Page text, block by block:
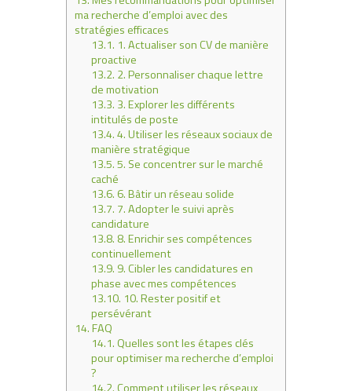
ma recherche d’emploi avec des
stratégies efficaces
13.1. 1. Actualiser son CV de manière
proactive
13.2. 2. Personnaliser chaque lettre
de motivation
13.3. 3. Explorer les différents
intitulés de poste
13.4.4. Utiliser les réseaux sociaux de
manière stratégique
13.5.5. Se concentrer sur le marché
caché
13.6.6. Bâtir un réseau solide
13.7. 7. Adopter le suivi après
candidature
13.8. 8. Enrichir ses compétences
continuellement
13.9. 9. Cibler les candidatures en
phase avec mes compétences
13.10. 10. Rester positif et
persévérant
14.FAQ
14.1.Quelles sont les étapes clés
pour optimiser ma recherche d’emploi
?
14.2.Comment utiliser les réseaux